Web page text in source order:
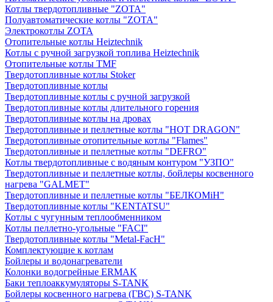
Котлы твердотопливные "ZOTA"
Полуавтоматические котлы "ZOTA"
Электрокотлы ZOTA
Отопительные котлы Heiztechnik
Котлы с ручной загрузкой топлива Heiztechnik
Отопительные котлы TMF
Твердотопливные котлы Stoker
Твердотопливные котлы
Твердотопливные котлы с ручной загрузкой
Твердотопливные котлы длительного горения
Твердотопливные котлы на дровах
Твердотопливные и пеллетные котлы "HOT DRAGON"
Твердотопливные отопительные котлы "Flames"
Твердотопливные и пеллетные котлы "DEFRO"
Котлы твердотопливные с водяным контуром "УЗПО"
Твердотопливные и пеллетные котлы, бойлеры косвенного
нагрева "GALMET"
Твердотопливные и пеллетные котлы "БЕЛКОМiН"
Твердотопливные котлы "KENTATSU"
Котлы с чугунным теплообменником
Котлы пеллетно-угольные "FACI"
Твердотопливные котлы "Metal-FacH"
Комплектующие к котлам
Бойлеры и водонагреватели
Колонки водогрейные ERMAK
Баки теплоаккумуляторы S-TANK
Бойлеры косвенного нагрева (ГВС) S-TANK